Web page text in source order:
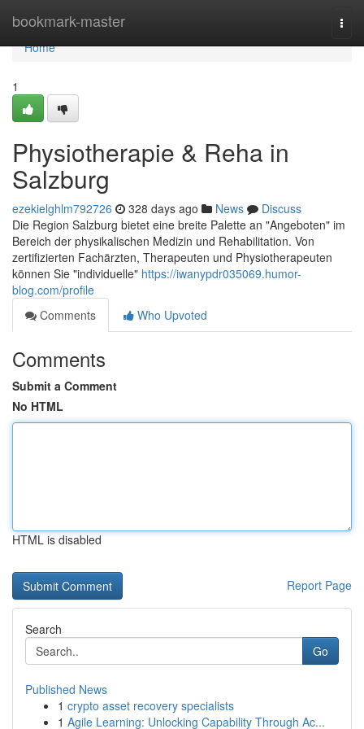
bookmark-master
Home
Home
1
Physiotherapie & Reha in
Salzburg
ezekielghlm792726 328 days ago News
Discuss
Die Region Salzburg bietet eine breite Palette an "Angeboten" im
Bereich der physikalischen Medizin und Rehabilitation. Von
zertifizierten Fachärzten, Therapeuten und Physiotherapeuten
können Sie "individuelle" https://iwanypdr035069.humor-
blog.com/profile
Comments
Who Upvoted
Comments
Submit a Comment
No HTML
HTML is disabled
Report Page
Search
Go
Published News
1 crypto asset recovery specialists
1 Agile Learning: Unlocking Capability Through Ac...